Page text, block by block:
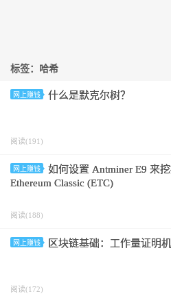
标签：哈希
网上赚钱 什么是默克尔树？
阅读(191)
网上赚钱
如何设置 Antminer E9 来
Ethereum Classic (ETC)
阅读(188)
网上赚钱 区块链基础：工作量证明
阅读(172)